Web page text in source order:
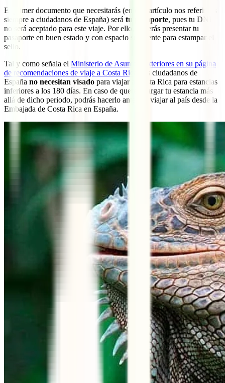
El primer documento que necesitarás (en este artículo nos referimos
siempre a ciudadanos de España) será tu pasaporte, pues tu DNI
no será aceptado para este viaje. Por ello, deberás presentar tu
pasaporte en buen estado y con espacio suficiente para estampar el
sello.
Tal y como señala el Ministerio de Asuntos Exteriores en su página
de recomendaciones de viaje a Costa Rica
, los ciudadanos de
España no necesitan visado para viajar a Costa Rica para estancias
inferiores a los 180 días. En caso de querer alargar tu estancia más
allá de dicho periodo, podrás hacerlo antes de viajar al país desde la
Embajada de Costa Rica en España.